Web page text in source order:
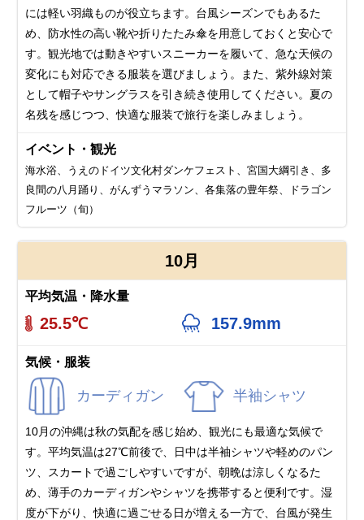
には軽い羽織ものが役立ちます。台風シーズンでもあるた
め、防水性の高い靴や折りたたみ傘を用意しておくと安心で
す。観光地では動きやすいスニーカーを履いて、急な天候の
変化にも対応できる服装を選びましょう。また、紫外線対策
として帽子やサングラスを引き続き使用してください。夏の
名残を感じつつ、快適な服装で旅行を楽しみましょう。
イベント・観光
海水浴、うえのドイツ文化村ダンケフェスト、宮国大綱引き、多
良間の八月踊り、がんずうマラソン、各集落の豊年祭、ドラゴン
フルーツ（旬）
10月
平均気温・降水量
25.5℃ 157.9mm
気候・服装
カーディガン 半袖シャツ
10月の沖縄は秋の気配を感じ始め、観光にも最適な気候で
す。平均気温は27℃前後で、日中は半袖シャツや軽めのパン
ツ、スカートで過ごしやすいですが、朝晩は涼しくなるた
め、薄手のカーディガンやシャツを携帯すると便利です。湿
度が下がり、快適に過ごせる日が増える一方で、台風が発生